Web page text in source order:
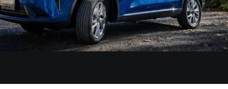
DARGO X
от 3 499 000 ₽
Тест-драйв
Трейд-ин
Кредитный калькулятор
СЕРВИСНОЕ ОБСЛУЖИВАНИЕ
Нулевое ТО
Программа «Помощь на дороге»
Электронный ПТС
О дилере
Наша команда